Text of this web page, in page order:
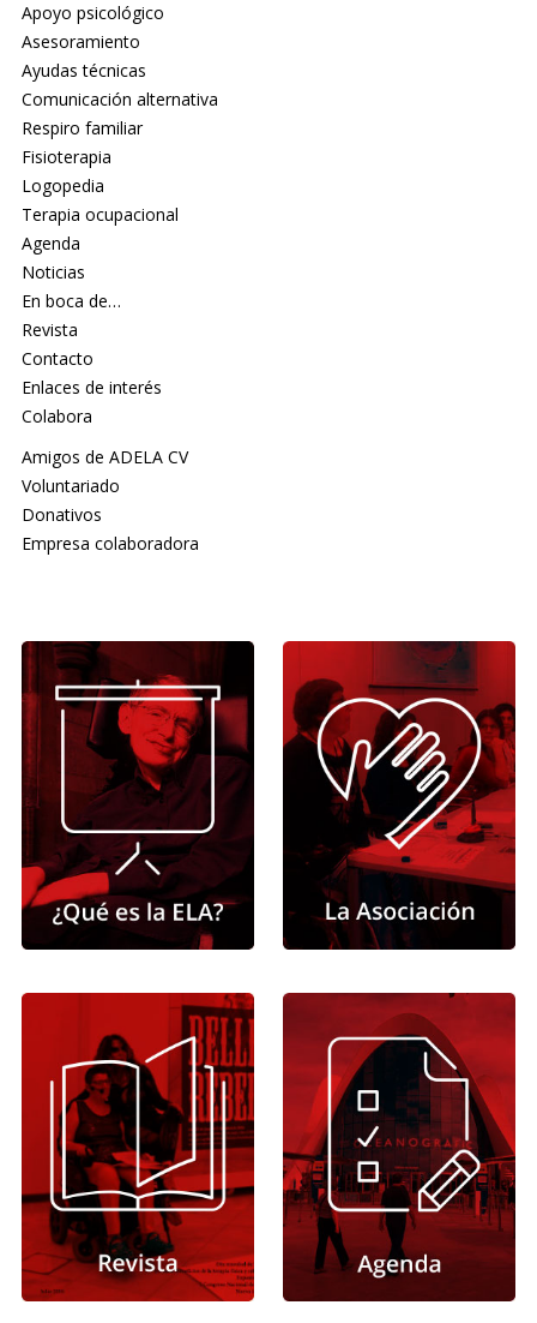
Apoyo psicológico
Asesoramiento
Ayudas técnicas
Comunicación alternativa
Respiro familiar
Fisioterapia
Logopedia
Terapia ocupacional
Agenda
Noticias
En boca de…
Revista
Contacto
Enlaces de interés
Colabora
Amigos de ADELA CV
Voluntariado
Donativos
Empresa colaboradora